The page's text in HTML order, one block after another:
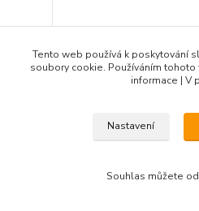
Sada razidel Květy Funny 1
271 Kč ks
bez DPH
Přidat
Tento web používá k poskytování
soubory cookie. Používáním
informace | V
Nastavení
Souhlas můžete